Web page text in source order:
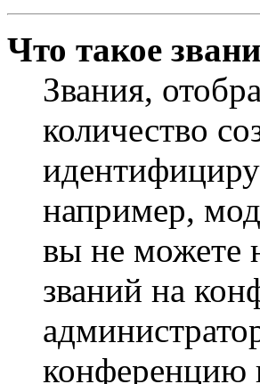
Что такое
Звания,
количество
например,
вы не можете
званий на
конференцию